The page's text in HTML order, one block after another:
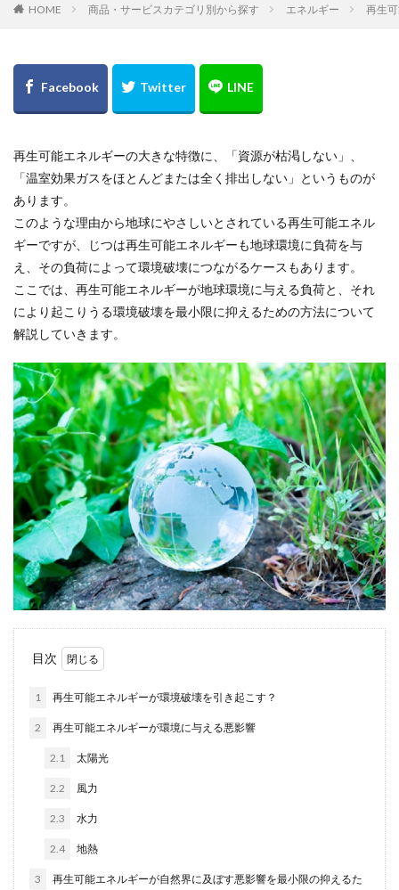
HOME 商品・サービスカテゴリ別から探す エネルギー 再生
再生可能エネルギーの大きな特徴に、「資源が枯渇しない」、
「温室効果ガスをほとんどまたは全く排出しない」というものが
あります。
このような理由から地球にやさしいとされている再生可能エネル
ギーですが、じつは再生可能エネルギーも地球環境に負荷を与
え、その負荷によって環境破壊につながるケースもあります。
ここでは、再生可能エネルギーが地球環境に与える負荷と、それ
により起こりうる環境破壊を最小限に抑えるための方法について
解説していきます。
目次
1 再生可能エネルギーが環境破壊を引き起こす？
2 再生可能エネルギーが環境に与える悪影響
2.1 太陽光
2.2 風力
2.3 水力
2.4 地熱
3
再生可能エネルギーが自然界に及ぼす悪影響を最小限の抑えるた